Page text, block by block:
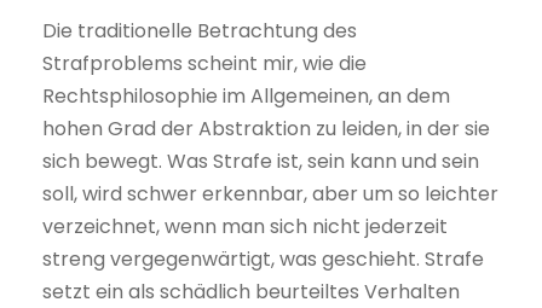
Die traditionelle Betrachtung des
Strafproblems scheint mir, wie die
Rechtsphilosophie im Allgemeinen, an dem
hohen Grad der Abstraktion zu leiden, in der sie
sich bewegt. Was Strafe ist, sein kann und sein
soll, wird schwer erkennbar, aber um so leichter
verzeichnet, wenn man sich nicht jederzeit
streng vergegenwärtigt, was geschieht. Strafe
setzt ein als schädlich beurteiltes Verhalten